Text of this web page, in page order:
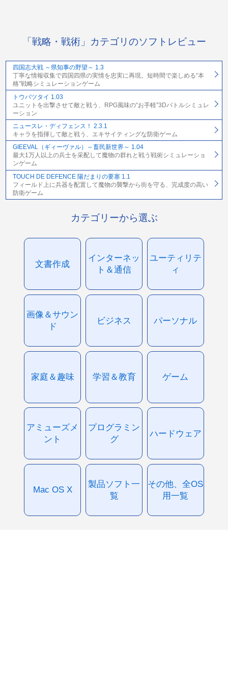
「戦略・戦術」カテゴリのソフトレビュー
四国志大戦 ～県知事の野望～ 1.3
丁寧な情報収集で四国四県の実情を忠実に再現。短時間で楽しめる“本
格”戦略シミュレーションゲーム
トウバツタイ 1.03
ユニットを出撃させて敵と戦う、RPG風味の“お手軽”3Dバトルシミュレ
ーション
ニュースレ・ディフェンス！ 2.3.1
キャラを指揮して敵と戦う、エキサイティングな防衛ゲーム
GIEEVAL（ギィーヴァル）～畜民新世界～ 1.04
最大1万人以上の兵士を采配して魔物の群れと戦う戦術シミュレーショ
ンゲーム
TOUCH DE DEFENCE 陽だまりの要塞 1.1
フィールド上に兵器を配置して魔物の襲撃から街を守る、完成度の高い
防衛ゲーム
カテゴリーから選ぶ
文書作成
インターネッ
ト＆通信
ユーティリテ
ィ
画像＆サウン
ド
ビジネス パーソナル
家庭＆趣味 学習＆教育 ゲーム
アミューズメ
ント
プログラミン
グ
ハードウェア
Mac OS X
製品ソフト一
覧
その他、全OS
用一覧